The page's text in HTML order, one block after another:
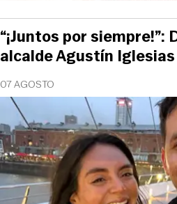
07 AGOSTO
“¡Juntos por siempre!”:
alcalde Agustín